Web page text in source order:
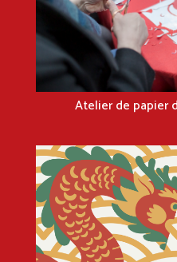
Atelier de papier